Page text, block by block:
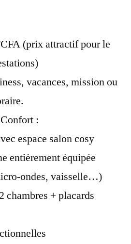
(prix attractif pour le
vacances, mission ou
:
espace salon cosy
entièrement équipée
ondes, vaisselle…)
chambres + placards